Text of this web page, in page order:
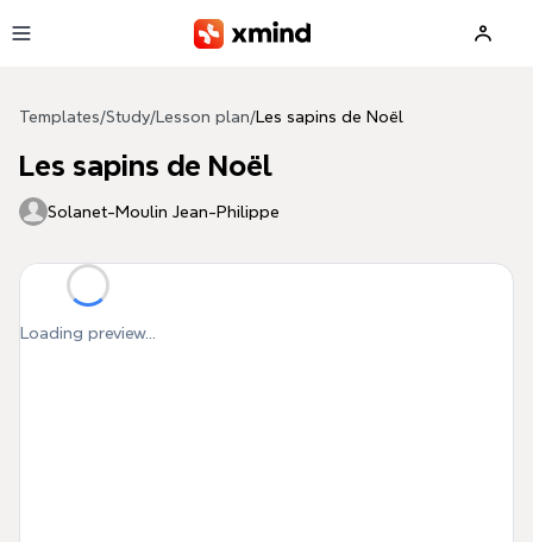
Templates/Study/ Lesson plan/Les sapins de Noël
Les sapins de Noël
Solanet-Moulin Jean-Philippe
Loading preview...